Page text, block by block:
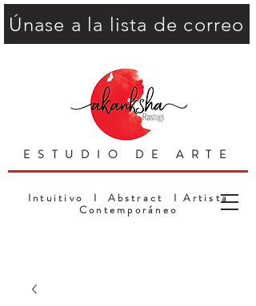
ESTUDIO DE ARTE
Intuitivo I Abstract I Artista
Contemporáneo
Únase a la lista de correo